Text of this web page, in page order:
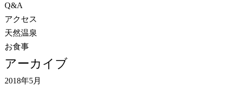
Q&A
アクセス
天然温泉
お食事
アーカイブ
2018年5月